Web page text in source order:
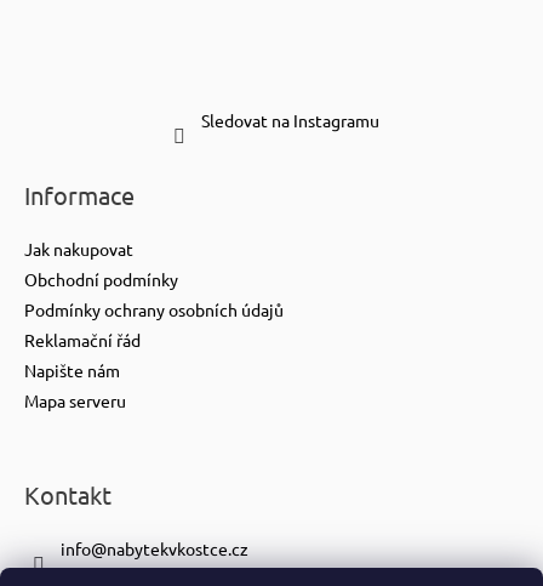
Sledovat na Instagramu
Informace
Jak nakupovat
Obchodní podmínky
Podmínky ochrany osobních údajů
Reklamační řád
Napište nám
Mapa serveru
Kontakt
info@nabytekvkostce.cz